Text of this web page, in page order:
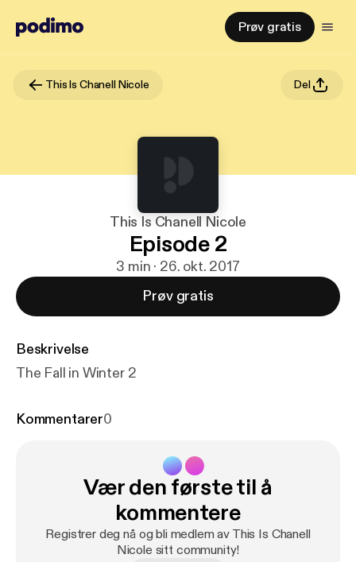
Prøv gratis
This Is Chanell Nicole Del
This Is Chanell Nicole
Episode 2
3 min · 26. okt. 2017
Prøv gratis
Beskrivelse
The Fall in Winter 2
Kommentarer0
Vær den første til å
kommentere
Registrer deg nå og bli medlem av This Is Chanell
Nicole sitt community!